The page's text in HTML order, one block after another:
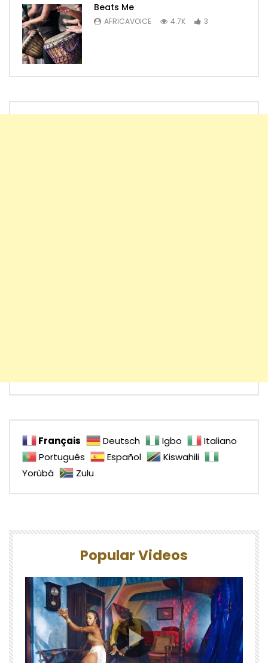
Beats Me
AFRICAVOICE 4.7K 3
Français Deutsch Igbo
Italiano
Português
Español
Kiswahili
Yorùbá
Zulu
Popular Videos